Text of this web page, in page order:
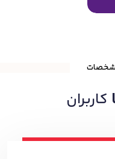
کاربران